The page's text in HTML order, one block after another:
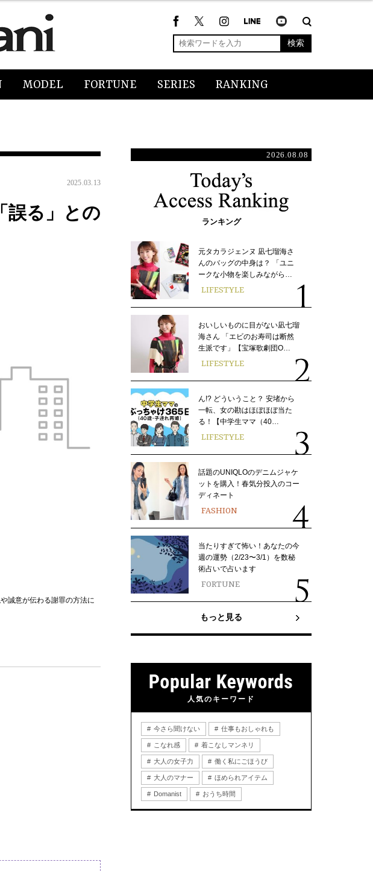
検索
MODEL FORTUNE SERIES RANKING
2025.03.13
誤る」との
誠意が伝わる謝罪の方法に
2026.08.08
ランキング
元タカラジェンヌ 凪七瑠海さ
んのバッグの中身は？ 「ユニ
ークな小物を楽しみながら…
LIFESTYLE
おいしいものに目がない凪七瑠
海さん 「エビのお寿司は断然
生派です」【宝塚歌劇団O…
LIFESTYLE
ん!? どういうこと？ 安堵から
一転、女の勘はほぼほぼ当た
る！【中学生ママ（40…
LIFESTYLE
話題のUNIQLOのデニムジャケ
ットを購入！春気分投入のコー
ディネート
FASHION
当たりすぎて怖い！あなたの今
週の運勢（2/23〜3/1）を数秘
術占いで占います
FORTUNE
もっと見る
人気のキーワード
今さら聞けない 仕事もおしゃれも
こなれ感 着こなしマンネリ
大人の女子力 働く私にごほうび
大人のマナー ほめられアイテム
Domanist おうち時間